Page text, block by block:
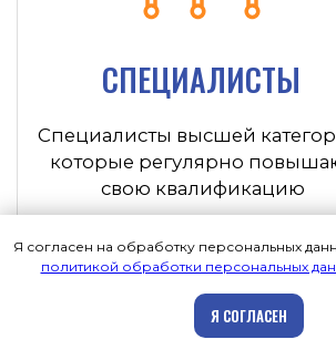
Записаться на приём
Я согласен на обработку персональных
политикой обработки персональных
Я СОГЛАСЕН